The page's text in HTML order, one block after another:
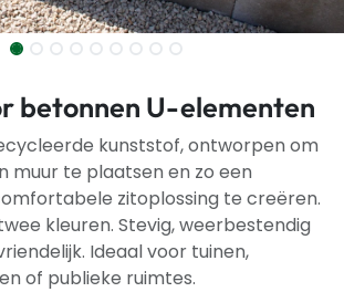
betonnen U-elementen
kunststof, ontworpen om
muur te plaatsen en zo een
zitoplossing te creëren.
kleuren. Stevig, weerbestendig
Ideaal voor tuinen,
of publieke ruimtes.